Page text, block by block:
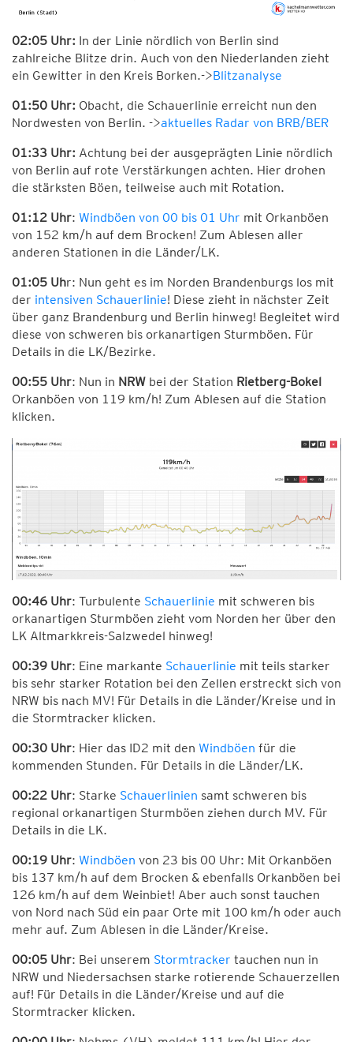
02:05 Uhr: In der Linie nördlich von Berlin sind
zahlreiche Blitze drin. Auch von den Niederlanden zieht
ein Gewitter in den Kreis Borken.->Blitzanalyse
01:50 Uhr: Obacht, die Schauerlinie erreicht nun den
Nordwesten von Berlin. ->aktuelles Radar von BRB/BER
01:33 Uhr: Achtung bei der ausgeprägten Linie nördlich
von Berlin auf rote Verstärkungen achten. Hier drohen
die stärksten Böen, teilweise auch mit Rotation.
01:12 Uhr: Windböen von 00 bis 01 Uhr mit Orkanböen
von 152 km/h auf dem Brocken! Zum Ablesen aller
anderen Stationen in die Länder/LK.
01:05 Uhr: Nun geht es im Norden Brandenburgs los mit
der intensiven Schauerlinie! Diese zieht in nächster Zeit
über ganz Brandenburg und Berlin hinweg! Begleitet wird
diese von schweren bis orkanartigen Sturmböen. Für
Details in die LK/Bezirke.
00:55 Uhr: Nun in NRW bei der Station Rietberg-Bokel
Orkanböen von 119 km/h! Zum Ablesen auf die Station
klicken.
00:46 Uhr: Turbulente Schauerlinie mit schweren bis
orkanartigen Sturmböen zieht vom Norden her über den
LK Altmarkkreis-Salzwedel hinweg!
00:39 Uhr: Eine markante Schauerlinie mit teils starker
bis sehr starker Rotation bei den Zellen erstreckt sich von
NRW bis nach MV! Für Details in die Länder/Kreise und in
die Stormtracker klicken.
00:30 Uhr: Hier das ID2 mit den Windböen für die
kommenden Stunden. Für Details in die Länder/LK.
00:22 Uhr: Starke Schauerlinien samt schweren bis
regional orkanartigen Sturmböen ziehen durch MV. Für
Details in die LK.
00:19 Uhr: Windböen von 23 bis 00 Uhr: Mit Orkanböen
bis 137 km/h auf dem Brocken & ebenfalls Orkanböen bei
126 km/h auf dem Weinbiet! Aber auch sonst tauchen
von Nord nach Süd ein paar Orte mit 100 km/h oder auch
mehr auf. Zum Ablesen in die Länder/Kreise.
00:05 Uhr: Bei unserem Stormtracker tauchen nun in
NRW und Niedersachsen starke rotierende Schauerzellen
auf! Für Details in die Länder/Kreise und auf die
Stormtracker klicken.